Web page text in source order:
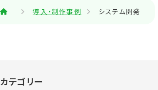
導入・制作事例 システム開発
カテゴリー